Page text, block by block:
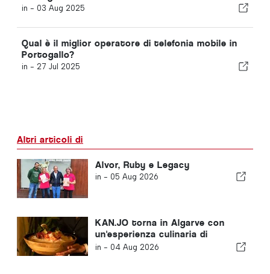
in - 03 Aug 2025
Qual è il miglior operatore di telefonia mobile in
Portogallo?
in - 27 Jul 2025
Altri articoli di
Alvor, Ruby e Legacy
in - 05 Aug 2026
KAN.JO torna in Algarve con
un'esperienza culinaria di
ispirazione asiatica
in - 04 Aug 2026